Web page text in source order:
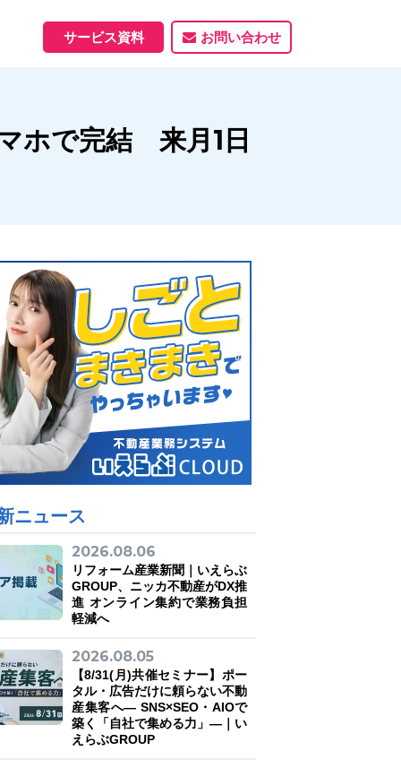
サービス一覧
制作実績
ホームページ制作実績
資料ダウンロード
サービス資料 お問い合わせ
ホで完結 来月1日
ニュース
2026.08.06
リフォーム産業新聞｜いえらぶ
GROUP、ニッカ不動産がDX推
進 オンライン集約で業務負担
軽減へ
2026.08.05
【8/31(月)共催セミナー】ポー
タル・広告だけに頼らない不動
産集客へ― SNS×SEO・AIOで
築く「自社で集める力」―｜い
えらぶGROUP